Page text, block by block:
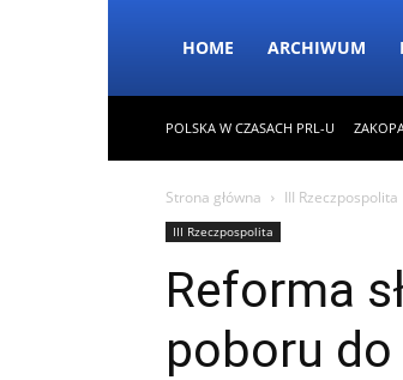
HOME ARCHIWUM
POLSKA W CZASACH PRL-U
Strona główna III Rzeczpospolita
III Rzeczpospolita
Reforma
poboru